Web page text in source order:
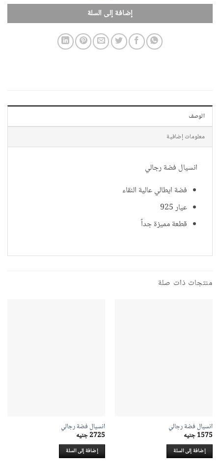
إضافة إلى السلة
الوصف
معلومات إضافية
انسيال فضة رجالي
فضة ايطالي عالية النقاء
عيار 925
قطعة مميزة جداً
منتجات ذات صلة
انسيال فضة رجالي
1575جنيه
إضافة إلى السلة
انسيال فضة رجالي
2725جنيه
إضافة إلى السلة